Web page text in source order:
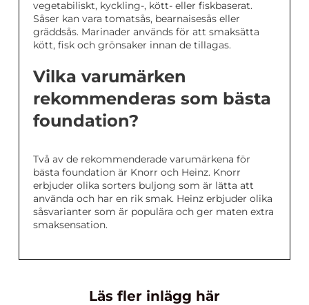
vegetabiliskt, kyckling-, kött- eller fiskbaserat.
Såser kan vara tomatsås, bearnaisesås eller
gräddsås. Marinader används för att smaksätta
kött, fisk och grönsaker innan de tillagas.
Vilka varumärken
rekommenderas som bästa
foundation?
Två av de rekommenderade varumärkena för
bästa foundation är Knorr och Heinz. Knorr
erbjuder olika sorters buljong som är lätta att
använda och har en rik smak. Heinz erbjuder olika
såsvarianter som är populära och ger maten extra
smaksensation.
Läs fler inlägg här